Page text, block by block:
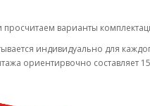
варианты
индивидуально для
ориентирвочно составляет